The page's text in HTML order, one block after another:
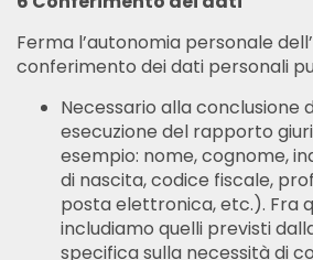
Ferma l’autonomia personale
conferimento dei dati personali
Necessario alla
esecuzione del rapporto
esempio: nome, cognome,
di nascita, codice fiscale,
posta elettronica, etc.). Fra
includiamo quelli previsti
specifica sulla necessità di